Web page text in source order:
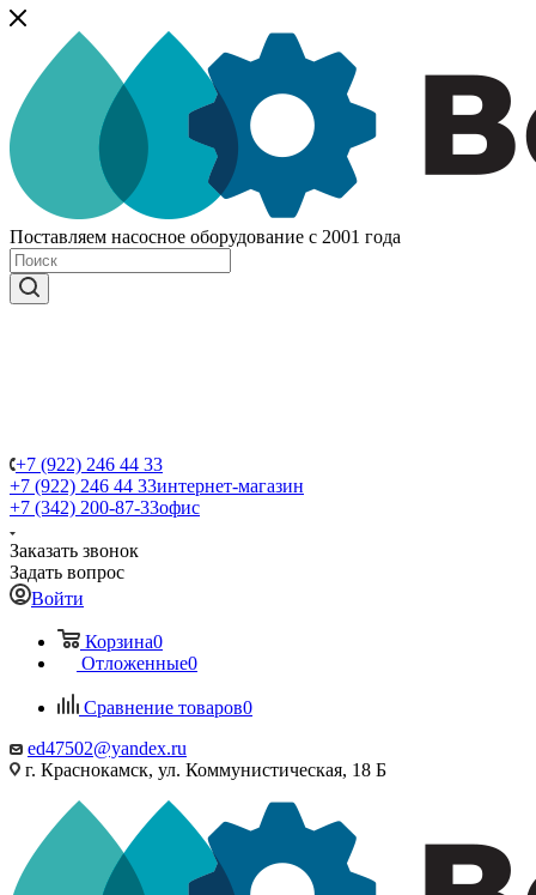
Поставляем насосное оборудование с 2001 года
+7 (922) 246 44 33
+7 (922) 246 44 33интернет-магазин
+7 (342) 200-87-33офис
Заказать звонок
Задать вопрос
Войти
Корзина0
Отложенные0
Сравнение товаров0
ed47502@yandex.ru
г. Краснокамск, ул. Коммунистическая, 18 Б